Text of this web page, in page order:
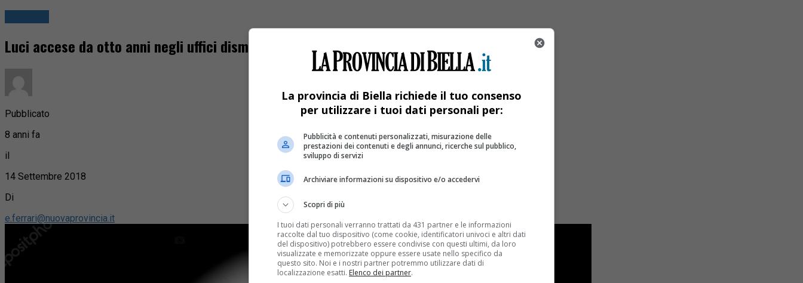
Luci accese da otto anni negli uffici dismessi
Pubblicato
8 anni fa
il
14 Settembre 2018
Di
e.ferrari@nuovaprovincia.it
La provincia di Biella richiede il tuo consenso
per utilizzare i tuoi dati personali per:
Pubblicità e contenuti personalizzati, misurazione delle
prestazioni dei contenuti e degli annunci, ricerche sul pubblico,
sviluppo di servizi
Archiviare informazioni su dispositivo e/o accedervi
Scopri di più
I tuoi dati personali verranno trattati da 431 partner e le informazioni
raccolte dal tuo dispositivo (come cookie, identificatori univoci e altri dati
del dispositivo) potrebbero essere condivise con questi ultimi, da loro
visualizzate e memorizzate oppure essere usate nello specifico da
questo sito. Noi e i nostri partner potremmo utilizzare dati di
localizzazione esatti. Elenco dei partner.